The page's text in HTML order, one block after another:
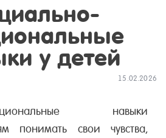
у детей
15.02.2026
навыки
понимать свои чувства,